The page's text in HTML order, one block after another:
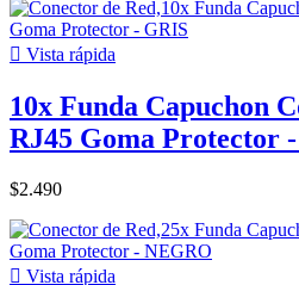
 Vista rápida
10x Funda Capuchon
RJ45 Goma Protector
$2.490
 Vista rápida